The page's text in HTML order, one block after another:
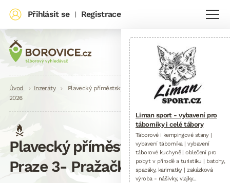
Přihlásit se | Registrace
Drobečková
navigace
Úvod Inzeráty
Plavecký příměstský tábor na Praze 3- Pražačka, léto
2026
Plavecký příměstský tábor na
Praze 3- Pražačka, léto 2026
Liman sport - vybavení pro
táborníky i celé tábory
Táborové i kempingové stany |
vybavení táborníka | vybavení
táborové kuchyně | oblečení pro
pobyt v přírodě a turistiku | batohy,
spacáky, karimatky | zakázková
výroba - nášivky, vlajky...